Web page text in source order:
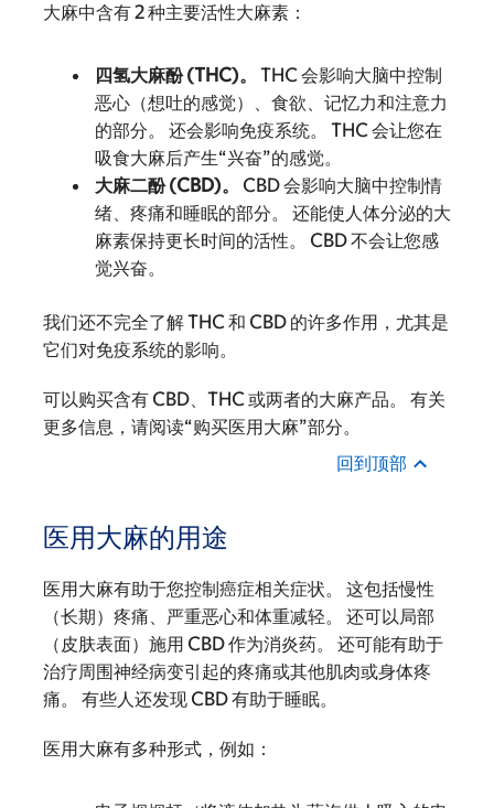
大麻中含有 2 种主要活性大麻素：
四氢大麻酚 (THC)。
THC 会影响大脑中控制
恶心（想吐的感觉）、食欲、记忆力和注意力
的部分。 还会影响免疫系统。 THC 会让您在
吸食大麻后产生“兴奋”的感觉。
大麻二酚 (CBD)。
CBD 会影响大脑中控制情
绪、疼痛和睡眠的部分。 还能使人体分泌的大
麻素保持更长时间的活性。 CBD 不会让您感
觉兴奋。
我们还不完全了解 THC 和 CBD 的许多作用，尤其是
它们对免疫系统的影响。
可以购买含有 CBD、THC 或两者的大麻产品。 有关
更多信息，请阅读“购买医用大麻”部分。
回到顶部
医用大麻的用途
医用大麻有助于您控制癌症相关症状。 这包括慢性
（长期）疼痛、严重恶心和体重减轻。 还可以局部
（皮肤表面）施用 CBD 作为消炎药。 还可能有助于
治疗周围神经病变引起的疼痛或其他肌肉或身体疼
痛。 有些人还发现 CBD 有助于睡眠。
医用大麻有多种形式，例如：